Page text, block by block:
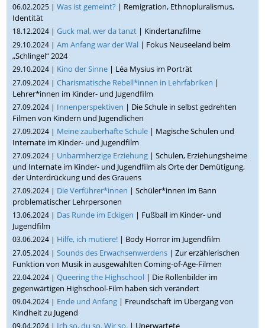
06.02.2025 |Was ist gemeint? | Remigration, Ethnopluralismus,
Identität
18.12.2024 |Guck mal, wer da tanzt | Kindertanzfilme
29.10.2024 |Am Anfang war der Wal | Fokus Neuseeland beim
„Schlingel“ 2024
29.10.2024 | Kino der Sinne | Léa Mysius im Porträt
27.09.2024 |Charismatische Rebell*innen in Lehrfabriken |
Lehrer*innen im Kinder- und Jugendfilm
27.09.2024 | Innenperspektiven | Die Schule in selbst gedrehten
Filmen von Kindern und Jugendlichen
27.09.2024 | Meine zauberhafte Schule | Magische Schulen und
Internate im Kinder- und Jugendfilm
27.09.2024 | Unbarmherzige Erziehung | Schulen, Erziehungsheime
und Internate im Kinder- und Jugendfilm als Orte der Demütigung,
der Unterdrückung und des Grauens
27.09.2024 | Die Verführer*innen | Schüler*innen im Bann
problematischer Lehrpersonen
13.06.2024 | Das Runde im Eckigen | Fußball im Kinder- und
Jugendfilm
03.06.2024 | Hilfe, ich mutiere! | Body Horror im Jugendfilm
27.05.2024 |Sounds des Erwachsenwerdens | Zur erzählerischen
Funktion von Musik in ausgewählten Coming-of-Age-Filmen
22.04.2024 |Queering the Highschool | Die Rollenbilder im
gegenwärtigen Highschool-Film haben sich verändert
09.04.2024 | Ende und Anfang | Freundschaft im Übergang von
Kindheit zu Jugend
09.04.2024 | Ich so, du so. Wir so. | Unerwartete